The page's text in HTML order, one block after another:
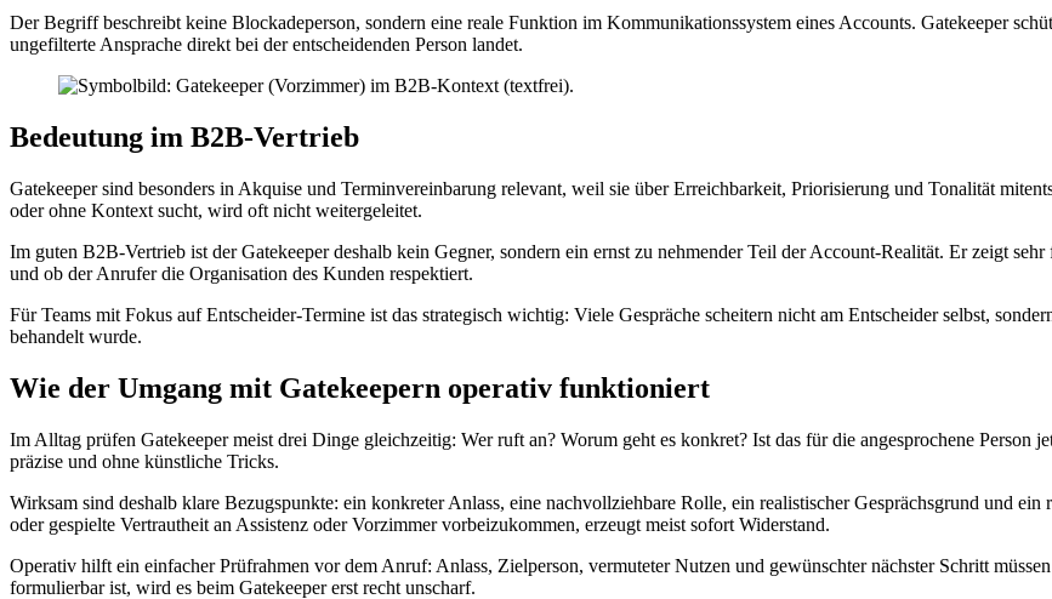
Der Begriff beschreibt keine Blockadeperson, sondern eine reale Funktion im Kommunikationssystem eines Accounts. Gatekeeper
ungefilterte Ansprache direkt bei der entscheidenden Person landet.
Bedeutung im B2B-Vertrieb
Gatekeeper sind besonders in Akquise und Terminvereinbarung relevant, weil sie über Erreichbarkeit, Priorisierung und Tonalität
oder ohne Kontext sucht, wird oft nicht weitergeleitet.
Im guten B2B-Vertrieb ist der Gatekeeper deshalb kein Gegner, sondern ein ernst zu nehmender Teil der Account-Realität. Er zeigt
und ob der Anrufer die Organisation des Kunden respektiert.
Für Teams mit Fokus auf Entscheider-Termine ist das strategisch wichtig: Viele Gespräche scheitern nicht am Entscheider selbst,
behandelt wurde.
Wie der Umgang mit Gatekeepern operativ funktioniert
Im Alltag prüfen Gatekeeper meist drei Dinge gleichzeitig: Wer ruft an? Worum geht es konkret? Ist das für die angesprochene Person
präzise und ohne künstliche Tricks.
Wirksam sind deshalb klare Bezugspunkte: ein konkreter Anlass, eine nachvollziehbare Rolle, ein realistischer Gesprächsgrund und
oder gespielte Vertrautheit an Assistenz oder Vorzimmer vorbeizukommen, erzeugt meist sofort Widerstand.
Operativ hilft ein einfacher Prüfrahmen vor dem Anruf: Anlass, Zielperson, vermuteter Nutzen und gewünschter nächster Schritt
formulierbar ist, wird es beim Gatekeeper erst recht unscharf.